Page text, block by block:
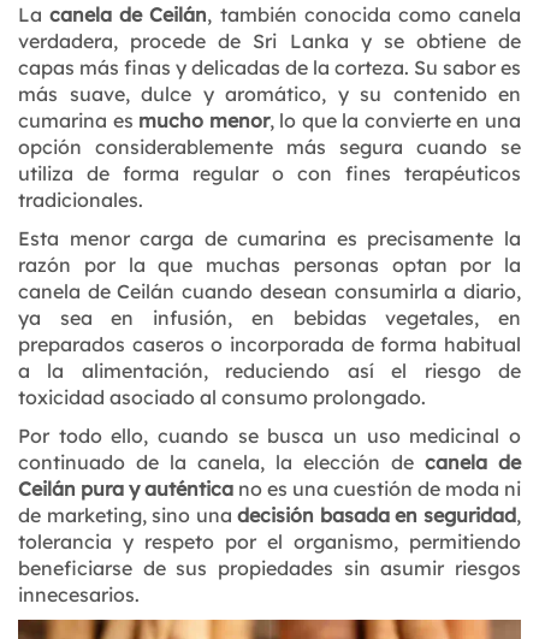
Lacanela de Ceilán, también conocida como canela
verdadera, procede de Sri Lanka y se obtiene de
capas más finas y delicadas de la corteza. Su sabor es
más suave, dulce y aromático, y su contenido en
cumarina es mucho menor, lo que la convierte en una
opción considerablemente más segura cuando se
utiliza de forma regular o con fines terapéuticos
tradicionales.
Esta menor carga de cumarina es precisamente la
razón por la que muchas personas optan por la
canela de Ceilán cuando desean consumirla a diario,
ya sea en infusión, en bebidas vegetales, en
preparados caseros o incorporada de forma habitual
a la alimentación, reduciendo así el riesgo de
toxicidad asociado al consumo prolongado.
Por todo ello, cuando se busca un uso medicinal o
continuado de la canela, la elección de canela de
Ceilán pura y auténtica no es una cuestión de moda ni
de marketing, sino unadecisión basada en seguridad,
tolerancia y respeto por el organismo, permitiendo
beneficiarse de sus propiedades sin asumir riesgos
innecesarios.